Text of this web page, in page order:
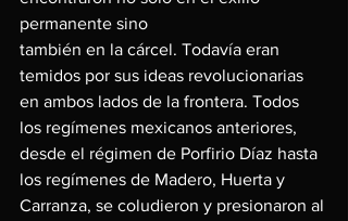
permanente sino
también en la cárcel. Todavía eran
temidos por sus ideas revolucionarias
en ambos lados de la frontera. Todos
los regímenes mexicanos anteriores,
desde el régimen de Porfirio Díaz hasta
los regímenes de Madero, Huerta y
Carranza, se coludieron y presionaron al